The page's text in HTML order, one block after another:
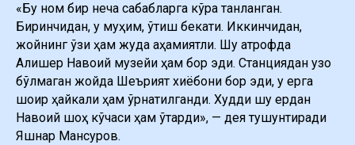
«Бу ном бир неча сабабларга кўра танланган.
Биринчидан, у муҳим, ўтиш бекати. Иккинчидан,
жойнинг ўзи ҳам жуда аҳамиятли. Шу атрофда
Алишер Навоий музейи ҳам бор эди. Станциядан узоқ
бўлмаган жойда Шеърият хиёбони бор эди, у ерга
шоир ҳайкали ҳам ўрнатилганди. Худди шу ердан
Навоий шоҳ кўчаси ҳам ўтарди», — дея тушунтиради
Яшнар Мансуров.